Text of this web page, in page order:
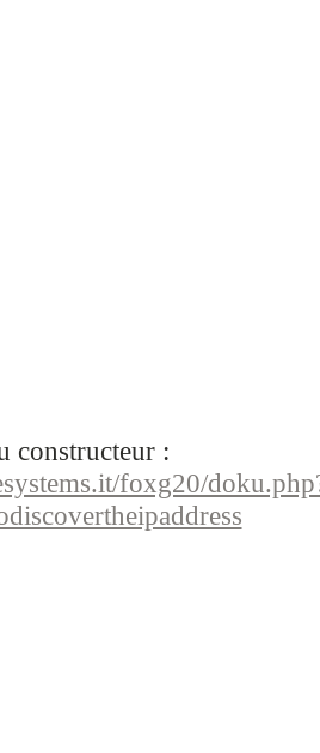
constructeur :
foxg20/